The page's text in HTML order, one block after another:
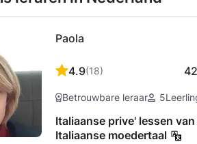
Paola
4.9(18)
Betrouwbare leraar 5
Italiaanse prive' lessen
Italiaanse moedertaal